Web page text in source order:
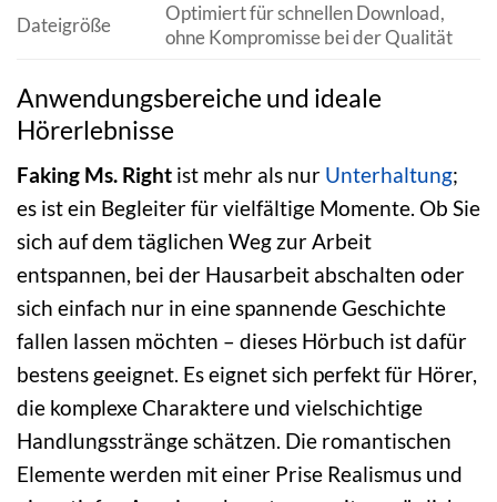
Dateigröße
Optimiert für schnellen Download,
ohne Kompromisse bei der Qualität
Anwendungsbereiche und ideale
Hörerlebnisse
Faking Ms. Right ist mehr als nur Unterhaltung;
es ist ein Begleiter für vielfältige Momente. Ob Sie
sich auf dem täglichen Weg zur Arbeit
entspannen, bei der Hausarbeit abschalten oder
sich einfach nur in eine spannende Geschichte
fallen lassen möchten – dieses Hörbuch ist dafür
bestens geeignet. Es eignet sich perfekt für Hörer,
die komplexe Charaktere und vielschichtige
Handlungsstränge schätzen. Die romantischen
Elemente werden mit einer Prise Realismus und